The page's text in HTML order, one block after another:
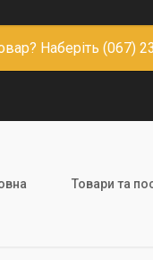
Наберіть (067)
Товари та